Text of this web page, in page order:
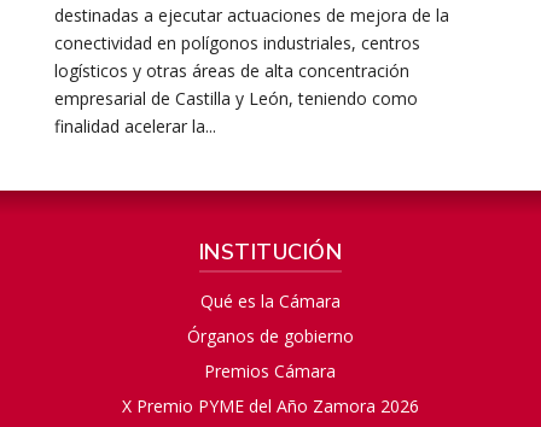
destinadas a ejecutar actuaciones de mejora de la
conectividad en polígonos industriales, centros
logísticos y otras áreas de alta concentración
empresarial de Castilla y León, teniendo como
finalidad acelerar la...
INSTITUCIÓN
Qué es la Cámara
Órganos de gobierno
Premios Cámara
X Premio PYME del Año Zamora 2026